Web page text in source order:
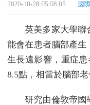
2020-10-28 05:08:05 國際
英美多家大學聯
能會在患者腦部產
生長遠影響，重症
8.5點，相當於腦部老
研究由倫敦帝國